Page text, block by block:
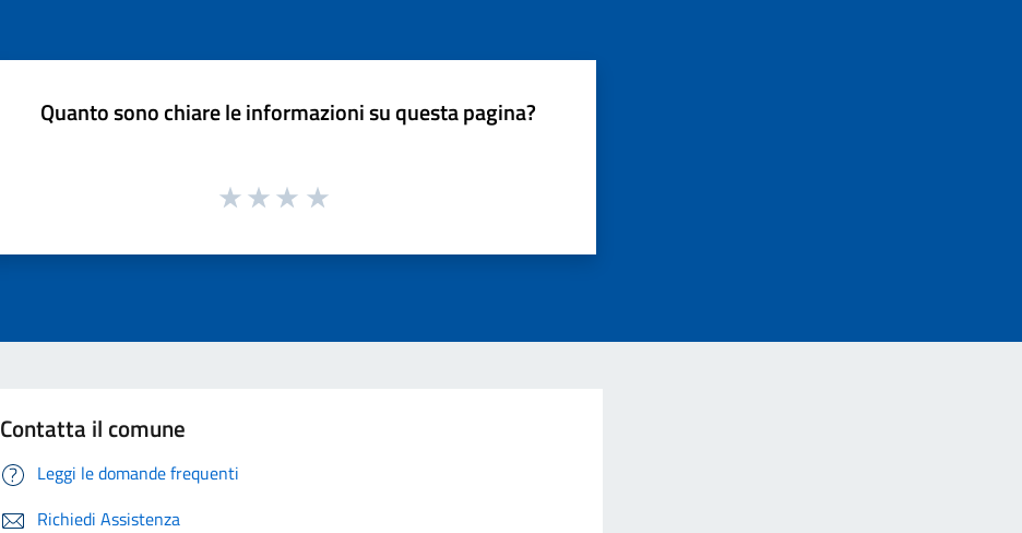
Quanto sono chiare le informazioni su questa pagina?
Contatta il comune
Leggi le domande frequenti
Richiedi Assistenza